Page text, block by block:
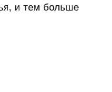
и тем больше